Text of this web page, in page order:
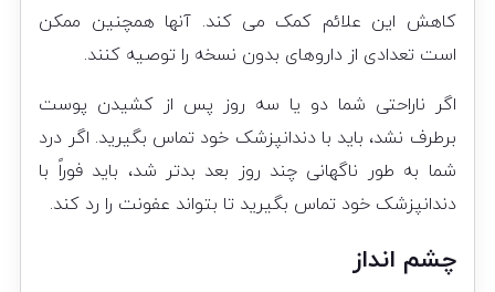
کاهش این علائم کمک می کند. آنها همچنین ممکن
است تعدادی از داروهای بدون نسخه را توصیه کنند.
اگر ناراحتی شما دو یا سه روز پس از کشیدن پوست
برطرف نشد، باید با دندانپزشک خود تماس بگیرید. اگر درد
شما به طور ناگهانی چند روز بعد بدتر شد، باید فوراً با
دندانپزشک خود تماس بگیرید تا بتواند عفونت را رد کند.
چشم انداز